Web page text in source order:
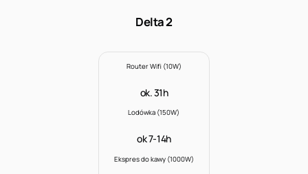
Delta 2
Router Wifi (10W)
ok. 31h
Lodówka (150W)
ok 7-14h
Ekspres do kawy (1000W)